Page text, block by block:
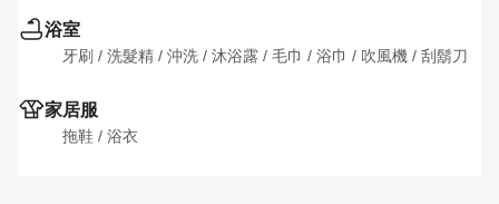
浴室
牙刷 / 洗髮精 / 沖洗 / 沐浴露 / 毛巾 / 浴巾 / 吹風機 / 刮鬍刀
家居服
拖鞋 / 浴衣